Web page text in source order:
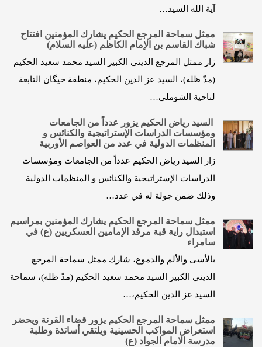
آية الله السيد…
ممثل سماحة المرجع الحكيم يشارك المؤمنين افتتاح
شباك القاسم بن الإمام الكاظم (عليه السلام)
زار ممثل المرجع الديني الكبير السيد محمد سعيد الحكيم
(مدّ ظله)، السيد عز الدين الحكيم، منطقة خيگان التابعة
لناحية الشوملي…
السيد رياض الحكيم يزور عدداً من الجامعات
ومؤسسات الدراسات الإستراتيجية والكنائس و
المنظمات الدولية في عدد من العواصم الأوربية
زار السيد رياض الحكيم عدداً من الجامعات ومؤسسات
الدراسات الإستراتيجية والكنائس و المنظمات الدولية
وذلك ضمن جولة له في عدد…
ممثل سماحة المرجع الحكيم يشارك المؤمنين بمراسيم
استبدال راية قبة مرقد الإمامين العسكريين (ع) في
سامراء
بالأسى والألم والدموع، شارك ممثل سماحة المرجع
الديني الكبير السيد محمد سعيد الحكيم (مدّ ظله)، سماحة
السيد عز الدين الحكيم،…
ممثل سماحة المرجع الحكيم يزور قضاء القرنة ويحضر
استعراض المواكب الحسينية ويلتقي أساتذة وطلبة
مدرسة الامام الجواد (ع)